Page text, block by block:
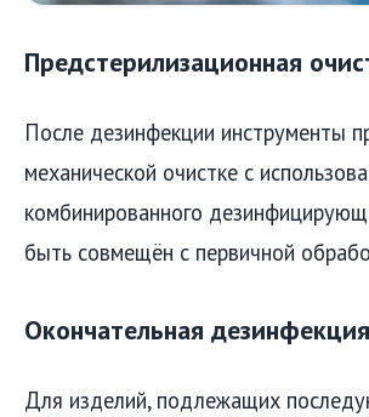
Предстерилизационная
После дезинфекции инструменты
механической очистке с
комбинированного
быть совмещён с первичной
Окончательная дезинфекция
Для изделий, подлежащих